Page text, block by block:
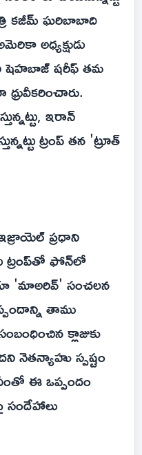
కజీమ్ ఘరిబాబాది
అధ్యక్షుడు
షెహబాజ్ షరీఫ్ తమ
ఇరాన్
ట్రంప్ తన 'ట్రూత్
ప్రధాని
ట్రంప్‌తో ఫోన్‌లో
'మాఅరివ్' సంచలన
తాము
క్లాజుకు
నెతన్యాహు స్పష్టం
ఈ ఒప్పందం
సందేహాలు